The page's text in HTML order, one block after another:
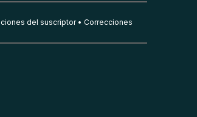
del suscriptor Correcciones